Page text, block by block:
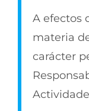
A efectos
materia
carácter